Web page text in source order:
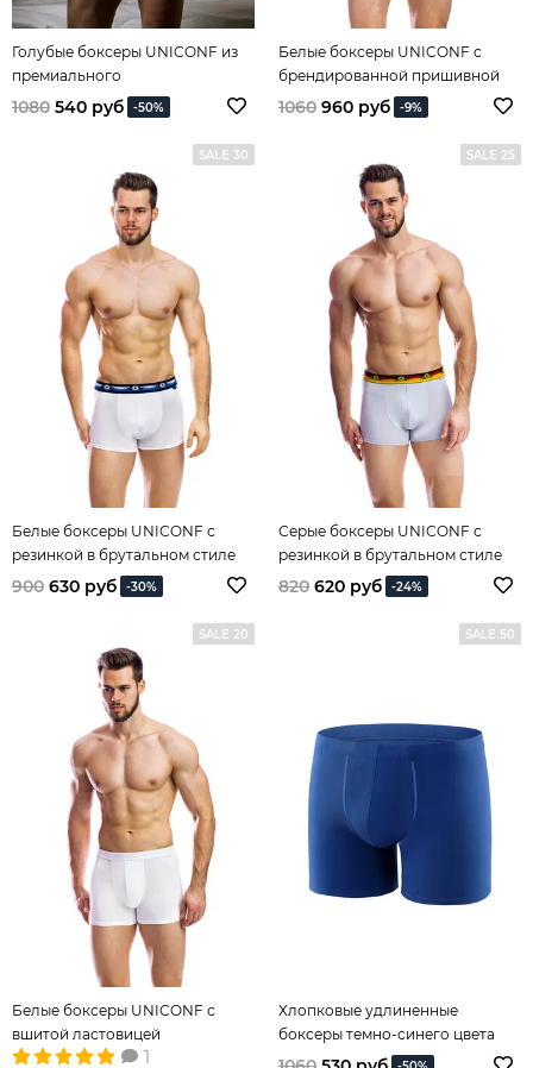
Голубые боксеры UNICONF из
премиального
гипоаллергенного хлопка без
боковых швов
1080 540 руб -50%
Белые боксеры UNICONF с
брендированной пришивной
резинкой gothic style
1060 960 руб -9%
SALE 30
Белые боксеры UNICONF с
резинкой в брутальном стиле
900 630 руб -30%
SALE 25
Серые боксеры UNICONF с
резинкой в брутальном стиле
820 620 руб -24%
SALE 20
Белые боксеры UNICONF с
вшитой ластовицей
1
SALE 50
Хлопковые удлиненные
боксеры темно-синего цвета